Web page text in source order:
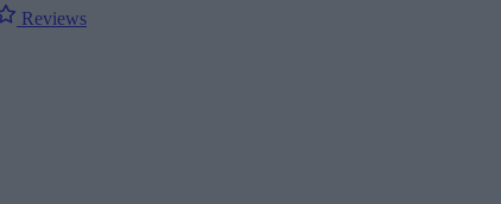
Reviews